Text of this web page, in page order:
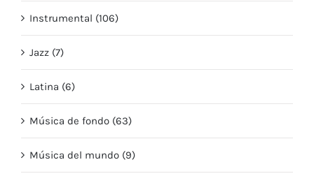
Instrumental (106)
Jazz (7)
Latina (6)
Música de fondo (63)
Música del mundo (9)